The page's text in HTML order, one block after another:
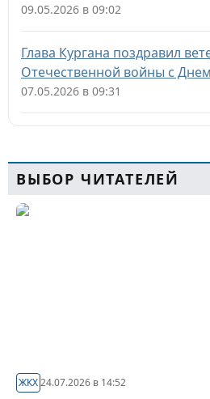
09.05.2026 в 09:02
Глава Кургана поздравил
Отечественной войны с
07.05.2026 в 09:31
ВЫБОР ЧИТАТЕЛЕЙ
ЖКХ24.07.2026 в 14:52